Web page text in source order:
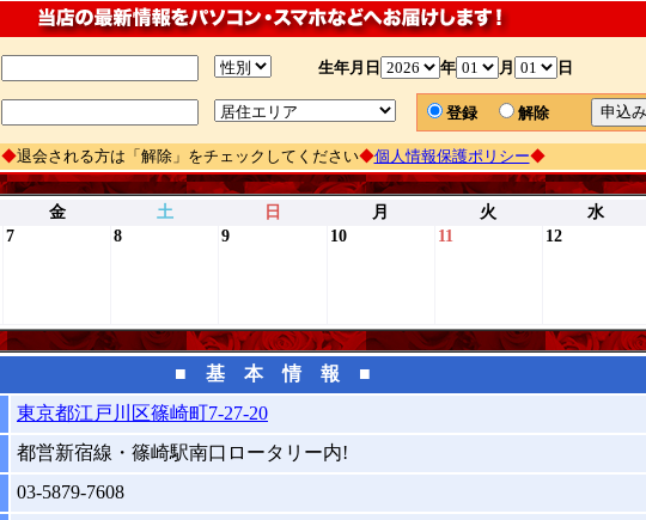
生年月日 年 月 日
登録 解除
◆退会される方は「解除」をチェックしてください◆個人情報保護ポリシー◆
金 土 日 月 火 水
7 8 9 10 11 12
■ 基 本 情 報 ■
東京都江戸川区篠崎町7-27-20
都営新宿線・篠崎駅南口ロータリー内!
03-5879-7608